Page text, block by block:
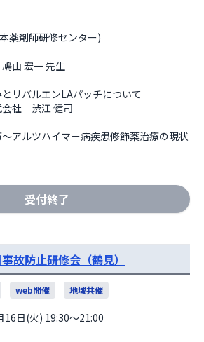
薬剤師研修センター)
山 宏一 先生
リバルエンLAパッチについて
社　渋江 健司
アルツハイマー病疾患修飾薬治療の現状
受付終了
故防止研修会（鶴見）
web開催 地域共催
16日(火) 19:30～21:00